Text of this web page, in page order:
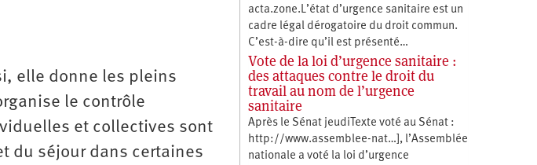
elle donne les pleins
le contrôle
et collectives sont
du séjour dans certaines
acta.zone.L’état d’urgence sanitaire est un
cadre légal dérogatoire du droit commun.
C’est-à-dire qu’il est présenté…
Vote de la loi d’urgence sanitaire :
des attaques contre le droit du
travail au nom de l’urgence
sanitaire
Après le Sénat jeudiTexte voté au Sénat :
http://www.assemblee-nat…], l’Assemblée
nationale a voté la loi d’urgence